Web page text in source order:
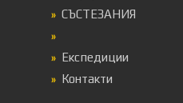
СЪСТЕЗАНИЯ
Експедиции
Контакти